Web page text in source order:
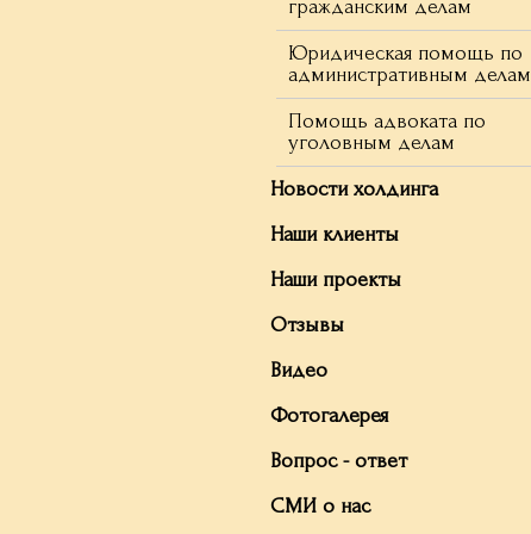
гражданским делам
Юридическая помощь по
административным делам
Помощь адвоката по
уголовным делам
Новости холдинга
Наши клиенты
Наши проекты
Отзывы
Видео
Фотогалерея
Вопрос - ответ
СМИ о нас